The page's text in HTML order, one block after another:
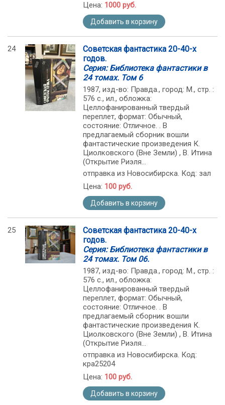
Цена: 1000 руб.
Добавить в корзину
24
Советская фантастика 20-40-х
годов.
Серия: Библиотека фантастики в
24 томах. Том 6
1987, изд-во: Правда., город: M., стр. :
576 с., ил., обложка:
Целлофанированный твердый
переплет, формат: Обычный,
состояние: Отличное. . В
предлагаемый сборник вошли
фантастические произведения К.
Циолковского (Вне Земли) , В. Итина
(Открытие Риэля...
отправка из Новосибирска. Код: зал
Цена: 100 руб.
Добавить в корзину
25
Советская фантастика 20-40-х
годов.
Серия: Библиотека фантастики в
24 томах. Том 06.
1987, изд-во: Правда., город: M., стр. :
576 с., ил., обложка:
Целлофанированный твердый
переплет, формат: Обычный,
состояние: Отличное. . В
предлагаемый сборник вошли
фантастические произведения К.
Циолковского (Вне Земли) , В. Итина
(Открытие Риэля...
отправка из Новосибирска. Код:
кра25204
Цена: 100 руб.
Добавить в корзину